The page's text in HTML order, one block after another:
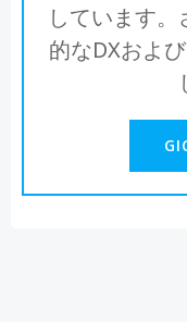
しています
的なDXおよ